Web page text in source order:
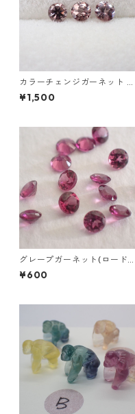
カラーチェンジガーネット ラ
ウンドカットルース 0.13ct前
後 3mm前後
¥1,500
グレープガーネット(ロードラ
イトガーネット) ラウンドカッ
トルース 0.1ct前後 直径3mm
¥600